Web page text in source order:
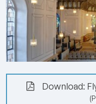
Download: